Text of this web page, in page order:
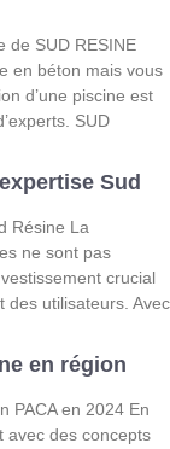
de SUD RESINE
en béton mais vous
d’une piscine est
SUD
Sud
Résine La
ne sont pas
crucial
des utilisateurs. Avec
en région
PACA en 2024 En
avec des concepts